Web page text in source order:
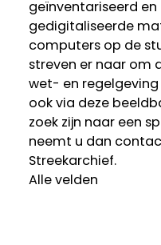
geïnventariseerd
gedigitaliseerde
computers op de
streven er naar om
wet- en
ook via deze
zoek zijn naar een
neemt u dan
Streekarchief.
Alle velden